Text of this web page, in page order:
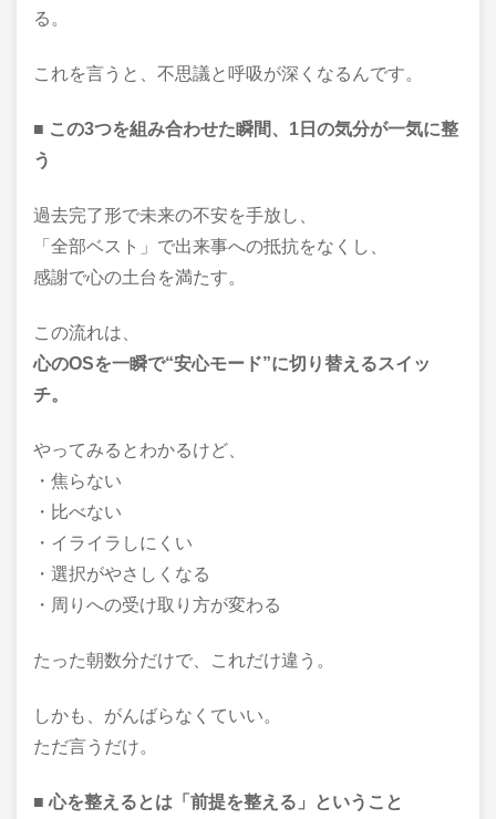
る。
これを言うと、不思議と呼吸が深くなるんです。
■ この3つを組み合わせた瞬間、1日の気分が一気に整
う
過去完了形で未来の不安を手放し、
「全部ベスト」で出来事への抵抗をなくし、
感謝で心の土台を満たす。
この流れは、
心のOSを一瞬で“安心モード”に切り替えるスイッ
チ。
やってみるとわかるけど、
・焦らない
・比べない
・イライラしにくい
・選択がやさしくなる
・周りへの受け取り方が変わる
たった朝数分だけで、これだけ違う。
しかも、がんばらなくていい。
ただ言うだけ。
■ 心を整えるとは「前提を整える」ということ